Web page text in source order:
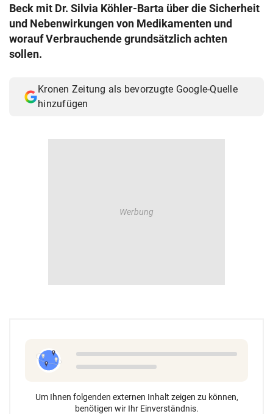
Beck mit Dr. Silvia Köhler-Barta über die Sicherheit
und Nebenwirkungen von Medikamenten und
worauf Verbrauchende grundsätzlich achten
sollen.
Kronen Zeitung als bevorzugte Google-Quelle
hinzufügen
Um Ihnen folgenden externen Inhalt zeigen zu können,
benötigen wir Ihr Einverständnis.